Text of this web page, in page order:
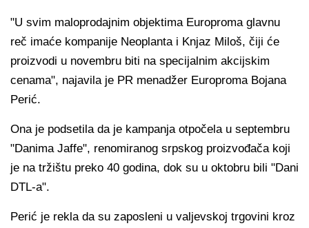
"U svim maloprodajnim objektima Europroma glavnu
reč imaće kompanije Neoplanta i Knjaz Miloš, čiji će
proizvodi u novembru biti na specijalnim akcijskim
cenama", najavila je PR menadžer Europroma Bojana
Perić.
Ona je podsetila da je kampanja otpočela u septembru
"Danima Jaffe", renomiranog srpskog proizvođača koji
je na tržištu preko 40 godina, dok su u oktobru bili "Dani
DTL-a".
Perić je rekla da su zaposleni u valjevskoj trgovini kroz